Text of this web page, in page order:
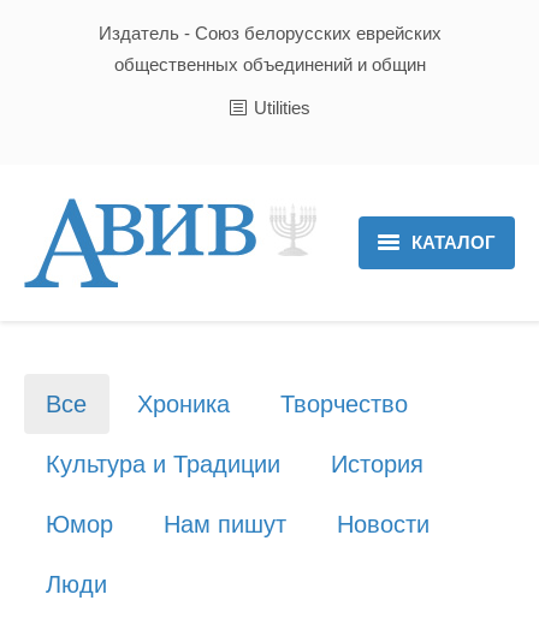
Издатель - Союз белорусских еврейских
общественных объединений и общин
Utilities
КАТАЛОГ
Культура и Традиции
Хроника
Люди
Все Хроника Творчество
Культура и Традиции История
Юмор Нам пишут Новости
Люди